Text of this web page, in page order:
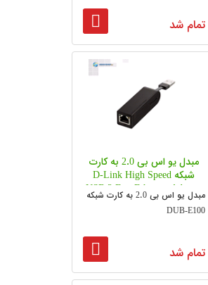
تمام شد
مبدل یو اس بی 2.0 به کارت
شبکه D-Link High Speed
USB 2 Fast Ethernet Adapter
DUB-E100مبدل یو اس بی 2.0 به کارت شبکه
DUB-E100
تمام شد